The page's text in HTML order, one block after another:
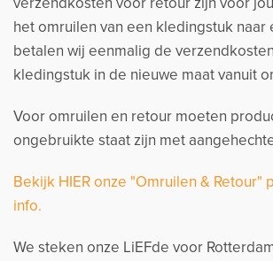
het omruilen van een kledingstuk naar
betalen wij eenmalig de
kledingstuk in de nieuwe maat vanuit
Voor omruilen en retour moeten
ongebruikte staat zijn met
Bekijk HIER onze "Omruilen & Retour"
info.
We steken onze LiEFde voor